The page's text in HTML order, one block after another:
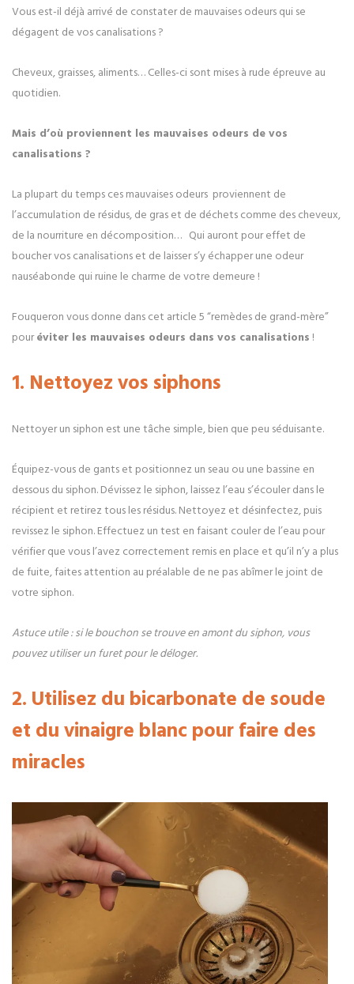
Vous est-il déjà arrivé de constater de mauvaises odeurs qui se
dégagent de vos canalisations ?
Cheveux, graisses, aliments… Celles-ci sont mises à rude épreuve au
quotidien.
Mais d’où proviennent les mauvaises odeurs de vos
canalisations ?
La plupart du temps ces mauvaises odeurs proviennent de
l’accumulation de résidus, de gras et de déchets comme des cheveux,
de la nourriture en décomposition… Qui auront pour effet de
boucher vos canalisations et de laisser s’y échapper une odeur
nauséabonde qui ruine le charme de votre demeure !
Fouqueron vous donne dans cet article 5 “remèdes de grand-mère”
pouréviter les mauvaises odeurs dans vos canalisations !
1. Nettoyez vos siphons
Nettoyer un siphon est une tâche simple, bien que peu séduisante.
Équipez-vous de gants et positionnez un seau ou une bassine en
dessous du siphon. Dévissez le siphon, laissez l’eau s’écouler dans le
récipient et retirez tous les résidus. Nettoyez et désinfectez, puis
revissez le siphon. Effectuez un test en faisant couler de l’eau pour
vérifier que vous l’avez correctement remis en place et qu’il n’y a plus
de fuite, faites attention au préalable de ne pas abîmer le joint de
votre siphon.
Astuce utile : si le bouchon se trouve en amont du siphon, vous
pouvez utiliser un furet pour le déloger.
2. Utilisez du bicarbonate de soude
et du vinaigre blanc pour faire des
miracles